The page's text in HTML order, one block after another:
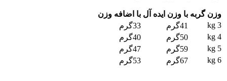
وزن گربه با وزن ایده آل با اضافه وزن
3 kg
41گرم
33گرم
4 kg
50گرم
40گرم
5 kg
59گرم
47گرم
6 kg
67گرم 53گرم